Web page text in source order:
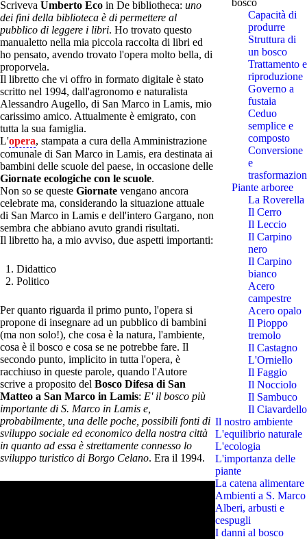
Scriveva Umberto Eco in De bibliotheca: uno
dei fini della biblioteca è di permettere al
pubblico di leggere i libri. Ho trovato questo
manualetto nella mia piccola raccolta di libri ed
ho pensato, avendo trovato l'opera molto bella, di
proporvela.
Il libretto che vi offro in formato digitale è stato
scritto nel 1994, dall'agronomo e naturalista
Alessandro Augello, di San Marco in Lamis, mio
carissimo amico. Attualmente è emigrato, con
tutta la sua famiglia.
L'opera, stampata a cura della Amministrazione
comunale di San Marco in Lamis, era destinata ai
bambini delle scuole del paese, in occasione delle
Giornate ecologiche con le scuole.
Non so se queste Giornate vengano ancora
celebrate ma, considerando la situazione attuale
di San Marco in Lamis e dell'intero Gargano, non
sembra che abbiano avuto grandi risultati.
Il libretto ha, a mio avviso, due aspetti importanti:
Didattico
Politico
Per quanto riguarda il primo punto, l'opera si
propone di insegnare ad un pubblico di bambini
(ma non solo!), che cosa è la natura, l'ambiente,
cosa è il bosco e cosa se ne potrebbe fare. Il
secondo punto, implicito in tutta l'opera, è
racchiuso in queste parole, quando l'Autore
scrive a proposito del Bosco Difesa di San
Matteo a San Marco in Lamis: E' il bosco più
importante di S. Marco in Lamis e,
probabilmente, una delle poche, possibili fonti di
sviluppo sociale ed economico della nostra città
in quanto ad essa è strettamente connesso lo
sviluppo turistico di Borgo Celano. Era il 1994.
bosco
Capacità di
produrre
Struttura di
un bosco
Trattamento e
riproduzione
Governo a
fustaia
Ceduo
semplice e
composto
Conversione
e
Piante arboree
La Roverella
Il Cerro
Il Leccio
Il Carpino
nero
Il Carpino
bianco
Acero
campestre
Acero opalo
Il Pioppo
tremolo
Il Castagno
L'Orniello
Il Faggio
Il Nocciolo
Il Sambuco
Il Ciavardello
Il nostro ambiente
L'equilibrio naturale
L'ecologia
L'importanza delle
piante
La catena alimentare
Ambienti a S. Marco
Alberi, arbusti e
cespugli
I danni al bosco